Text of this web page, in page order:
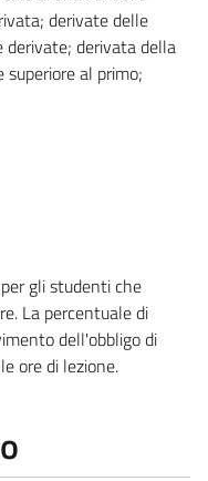
derivate delle
derivate; derivata della
al primo;
gli studenti che
La percentuale di
dell'obbligo di
ore di lezione.